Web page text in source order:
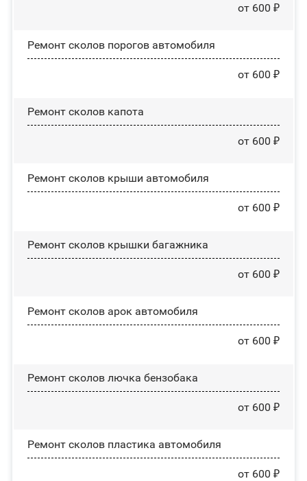
от 600 ₽
Ремонт сколов порогов автомобиля
от 600 ₽
Ремонт сколов капота
от 600 ₽
Ремонт сколов крыши автомобиля
от 600 ₽
Ремонт сколов крышки багажника
от 600 ₽
Ремонт сколов арок автомобиля
от 600 ₽
Ремонт сколов лючка бензобака
от 600 ₽
Ремонт сколов пластика автомобиля
от 600 ₽